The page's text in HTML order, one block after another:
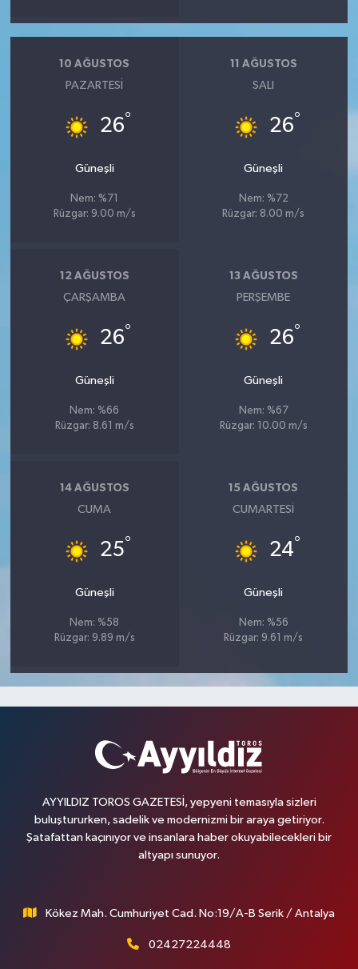
10 AĞUSTOS
PAZARTESI
26°
Güneşli
Nem: %71
Rüzgar: 9.00 m/s
11 AĞUSTOS
SALI
26°
Güneşli
Nem: %72
Rüzgar: 8.00 m/s
12 AĞUSTOS
ÇARŞAMBA
26°
Güneşli
Nem: %66
Rüzgar: 8.61 m/s
13 AĞUSTOS
PERŞEMBE
26°
Güneşli
Nem: %67
Rüzgar: 10.00 m/s
14 AĞUSTOS
CUMA
25°
Güneşli
Nem: %58
Rüzgar: 9.89 m/s
15 AĞUSTOS
CUMARTESI
24°
Güneşli
Nem: %56
Rüzgar: 9.61 m/s
AYYILDIZ TOROS GAZETESİ, yepyeni temasıyla sizleri
buluştururken, sadelik ve modernizmi bir araya getiriyor.
Şatafattan kaçınıyor ve insanlara haber okuyabilecekleri bir
altyapı sunuyor.
Kökez Mah. Cumhuriyet Cad. No:19/A-B Serik / Antalya
02427224448